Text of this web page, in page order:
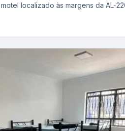
localizado às margens da AL-